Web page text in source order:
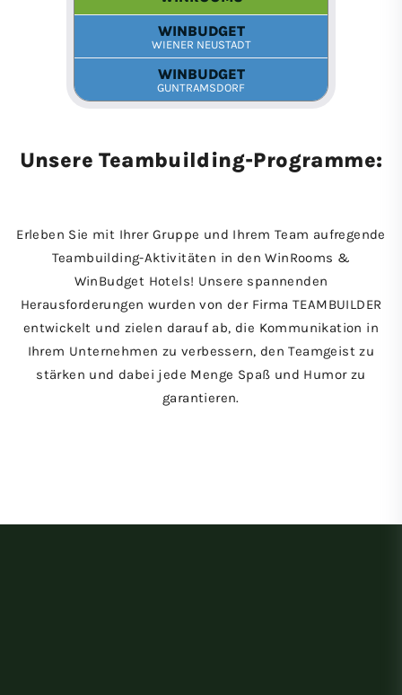
Unsere Teambuilding-Programme:
Erleben Sie mit Ihrer Gruppe und Ihrem Team aufregende
Teambuilding-Aktivitäten in den WinRooms &
WinBudget Hotels! Unsere spannenden
Herausforderungen wurden von der Firma TEAMBUILDER
entwickelt und zielen darauf ab, die Kommunikation in
Ihrem Unternehmen zu verbessern, den Teamgeist zu
stärken und dabei jede Menge Spaß und Humor zu
garantieren.